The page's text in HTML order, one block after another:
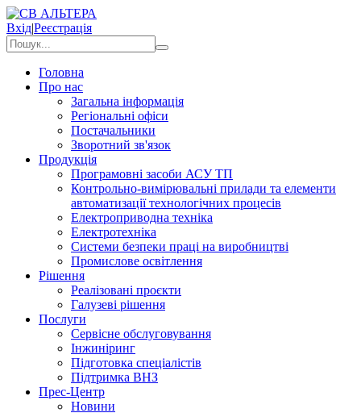
Вхід|Реєстрація
Головна
Про нас
Загальна інформація
Регіональні офіси
Постачальники
Зворотний зв'язок
Продукція
Програмовні засоби АСУ ТП
Контрольно-вимірювальні прилади та елементи
автоматизації технологічних процесів
Електроприводна техніка
Електротехніка
Системи безпеки праці на виробництві
Промислове освітлення
Рішення
Реалізовані проєкти
Галузеві рішення
Послуги
Сервісне обслуговування
Інжиніринг
Підготовка спеціалістів
Підтримка ВНЗ
Прес-Центр
Новини